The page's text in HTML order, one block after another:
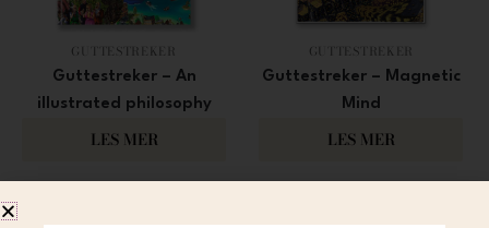
GUTTESTREKER
Guttestreker – An
illustrated philosophy
1 200
LES MER
GUTTESTREKER
Guttestreker – Magnetic
Mind
18 000
LES MER